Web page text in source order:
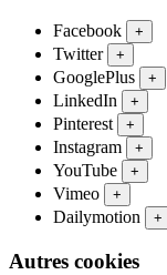
Facebook +
Twitter +
GooglePlus +
LinkedIn +
Pinterest +
Instagram +
YouTube +
Vimeo +
Dailymotion +
Autres cookies